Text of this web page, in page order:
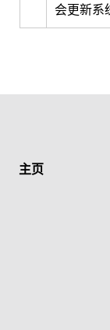
会更新系
主页